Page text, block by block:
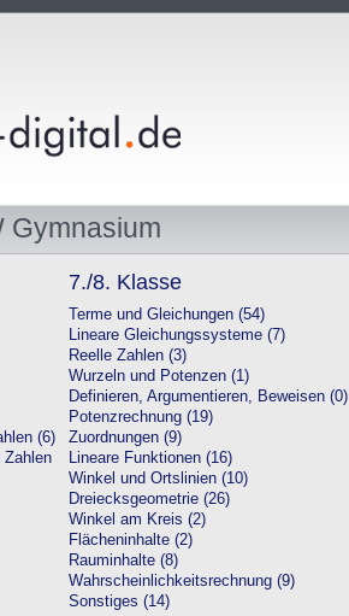
Gymnasium
(6)
Zahlen
7./8. Klasse
Terme und Gleichungen (54)
Lineare Gleichungssysteme (7)
Reelle Zahlen (3)
Wurzeln und Potenzen (1)
Definieren, Argumentieren, Beweisen (0)
Potenzrechnung (19)
Zuordnungen (9)
Lineare Funktionen (16)
Winkel und Ortslinien (10)
Dreiecksgeometrie (26)
Winkel am Kreis (2)
Flächeninhalte (2)
Rauminhalte (8)
Wahrscheinlichkeitsrechnung (9)
Sonstiges (14)